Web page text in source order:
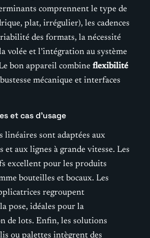
comprennent le type de
plat, irrégulier), les cadences
des formats, la nécessité
volée et l’intégration au système
bon appareil combine flexibilité
mécanique et interfaces
et cas d’usage
linéaires sont adaptées aux
et aux lignes à grande vitesse. Les
excellent pour les produits
bouteilles et bocaux. Les
regroupent
pose, idéales pour la
de lots. Enfin, les solutions
ou palettes intègrent des